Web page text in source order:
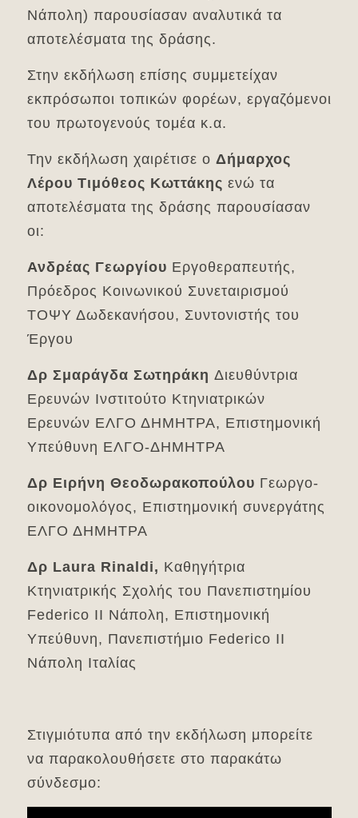
Νάπολη) παρουσίασαν αναλυτικά τα
αποτελέσματα της δράσης.
Στην εκδήλωση επίσης συμμετείχαν
εκπρόσωποι τοπικών φορέων, εργαζόμενοι
του πρωτογενούς τομέα κ.α.
Την εκδήλωση χαιρέτισε ο Δήμαρχος
Λέρου Τιμόθεος Κωττάκης ενώ τα
αποτελέσματα της δράσης παρουσίασαν
οι:
Ανδρέας Γεωργίου Εργοθεραπευτής,
Πρόεδρος Κοινωνικού Συνεταιρισμού
ΤΟΨΥ Δωδεκανήσου, Συντονιστής του
Έργου
Δρ Σμαράγδα Σωτηράκη Διευθύντρια
Ερευνών Ινστιτούτο Κτηνιατρικών
Ερευνών ΕΛΓΟ ΔΗΜΗΤΡΑ, Επιστημονική
Υπεύθυνη ΕΛΓΟ-ΔΗΜΗΤΡΑ
Δρ Ειρήνη Θεοδωρακοπούλου Γεωργο-
οικονομολόγος, Επιστημονική συνεργάτης
ΕΛΓΟ ΔΗΜΗΤΡΑ
Δρ Laura Rinaldi, Καθηγήτρια
Κτηνιατρικής Σχολής του Πανεπιστημίου
Federico II Νάπολη, Επιστημονική
Υπεύθυνη, Πανεπιστήμιο Federico II
Νάπολη Ιταλίας
Στιγμιότυπα από την εκδήλωση μπορείτε
να παρακολουθήσετε στο παρακάτω
σύνδεσμο: